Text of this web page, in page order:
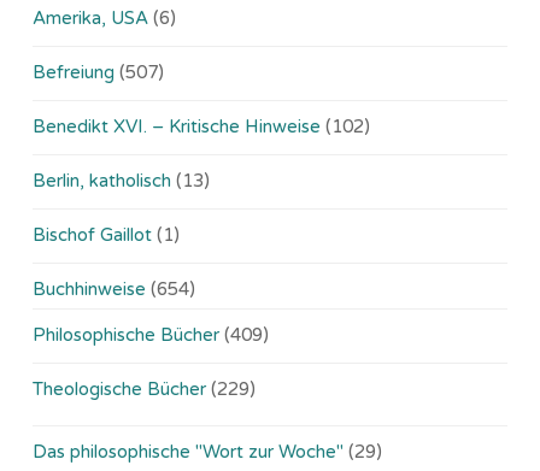
Amerika, USA (6)
Befreiung (507)
Benedikt XVI. – Kritische Hinweise (102)
Berlin, katholisch (13)
Bischof Gaillot (1)
Buchhinweise (654)
Philosophische Bücher (409)
Theologische Bücher (229)
Das philosophische "Wort zur Woche" (29)